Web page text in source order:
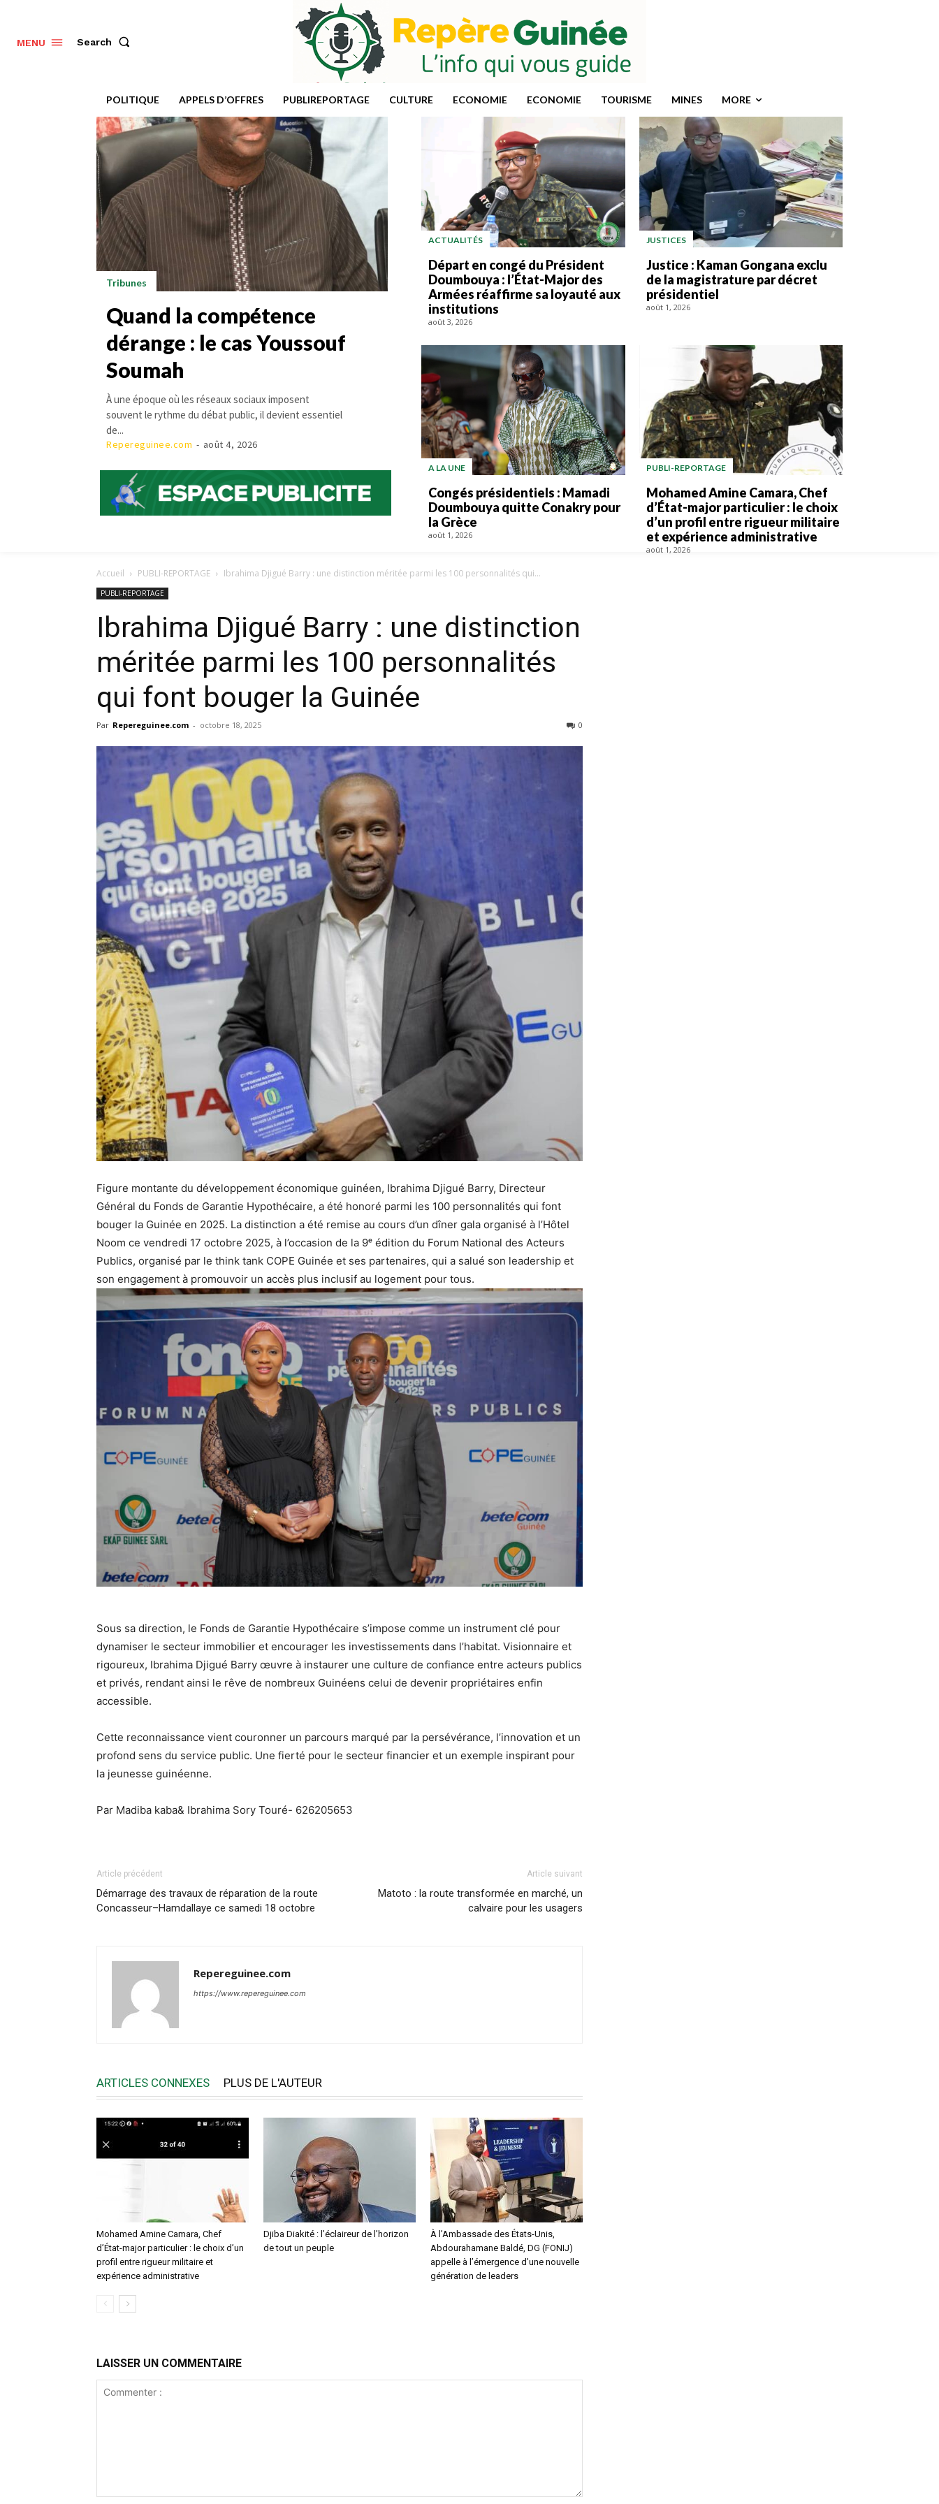
MENU Search
POLITIQUE APPELS D’OFFRES PUBLIREPORTAGE CULTURE ECONOMIE ECONOMIE TOURISME MINES MORE
Tribunes
Quand la compétence
dérange : le cas Youssouf
Soumah
À une époque où les réseaux sociaux imposent
souvent le rythme du débat public, il devient essentiel
de...
Repereguinee.com - août 4, 2026
ACTUALITÉS
Départ en congé du Président
Doumbouya : l’État-Major des
Armées réaffirme sa loyauté aux
institutions
août 3, 2026
JUSTICES
Justice : Kaman Gongana exclu
de la magistrature par décret
présidentiel
août 1, 2026
A LA UNE
Congés présidentiels : Mamadi
Doumbouya quitte Conakry pour
la Grèce
août 1, 2026
PUBLI-REPORTAGE
Mohamed Amine Camara, Chef
d’État-major particulier : le choix
d’un profil entre rigueur militaire
et expérience administrative
août 1, 2026
Accueil PUBLI-REPORTAGE Ibrahima Djigué Barry : une distinction méritée parmi les 100 personnalités qui...
PUBLI-REPORTAGE
Ibrahima Djigué Barry : une distinction
méritée parmi les 100 personnalités
qui font bouger la Guinée
Par Repereguinee.com - octobre 18, 2025 0
Figure montante du développement économique guinéen, Ibrahima Djigué Barry, Directeur
Général du Fonds de Garantie Hypothécaire, a été honoré parmi les 100 personnalités qui font
bouger la Guinée en 2025. La distinction a été remise au cours d’un dîner gala organisé à l’Hôtel
Noom ce vendredi 17 octobre 2025, à l’occasion de la 9ᵉ édition du Forum National des Acteurs
Publics, organisé par le think tank COPE Guinée et ses partenaires, qui a salué son leadership et
son engagement à promouvoir un accès plus inclusif au logement pour tous.
Sous sa direction, le Fonds de Garantie Hypothécaire s’impose comme un instrument clé pour
dynamiser le secteur immobilier et encourager les investissements dans l’habitat. Visionnaire et
rigoureux, Ibrahima Djigué Barry œuvre à instaurer une culture de confiance entre acteurs publics
et privés, rendant ainsi le rêve de nombreux Guinéens celui de devenir propriétaires enfin
accessible.
Cette reconnaissance vient couronner un parcours marqué par la persévérance, l’innovation et un
profond sens du service public. Une fierté pour le secteur financier et un exemple inspirant pour
la jeunesse guinéenne.
Par Madiba kaba& Ibrahima Sory Touré- 626205653
Article précédent
Démarrage des travaux de réparation de la route
Concasseur–Hamdallaye ce samedi 18 octobre
Article suivant
Matoto : la route transformée en marché, un
calvaire pour les usagers
Repereguinee.com
https://www.repereguinee.com
ARTICLES CONNEXES PLUS DE L'AUTEUR
Mohamed Amine Camara, Chef
d’État-major particulier : le choix d’un
profil entre rigueur militaire et
expérience administrative
Djiba Diakité : l’éclaireur de l’horizon
de tout un peuple
À l’Ambassade des États-Unis,
Abdourahamane Baldé, DG (FONIJ)
appelle à l’émergence d’une nouvelle
génération de leaders
LAISSER UN COMMENTAIRE